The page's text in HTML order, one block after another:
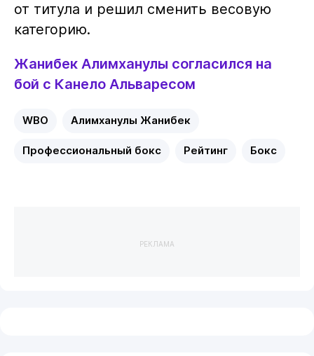
от титула и решил сменить весовую
категорию.
Жанибек Алимханулы согласился на
бой с Канело Альваресом
WBO Алимханулы Жанибек
Профессиональный бокс Рейтинг Бокс
РЕКЛАМА